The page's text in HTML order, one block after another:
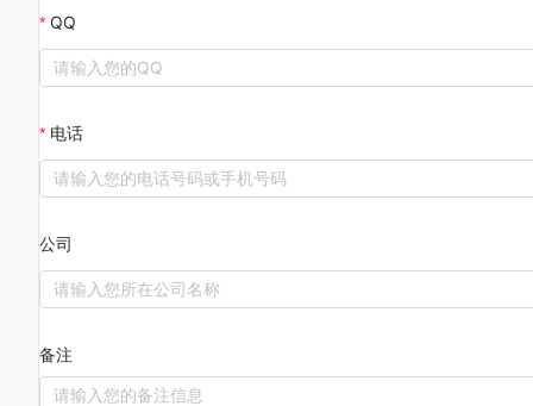
QQ
电话
公司
备注